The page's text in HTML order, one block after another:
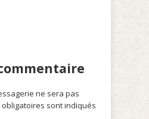
ne sera pas
obligatoires sont indiqués